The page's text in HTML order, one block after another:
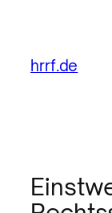
hrrf.de